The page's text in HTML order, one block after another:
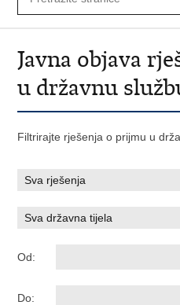
Javna objava
u državnu
Filtrirajte rješenja o prijmu u
Od:
Do: